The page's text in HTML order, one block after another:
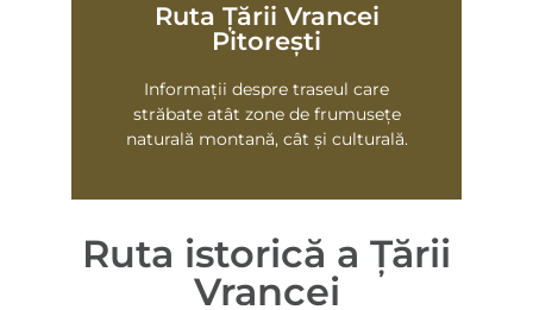
Ruta Țării Vrancei
Pitorești
Informații despre traseul care
străbate atât zone de frumusețe
naturală montană, cât și culturală.
Vezi harta
Ruta istorică a Țării
Vrancei